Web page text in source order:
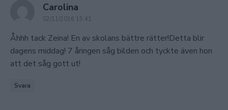
Carolina
02/11/2016 15:41
Åhhh tack Zeina! En av skolans bättre rätter!Detta blir
dagens middag! 7 åringen såg bilden och tyckte även hon
att det såg gott ut!
Svara